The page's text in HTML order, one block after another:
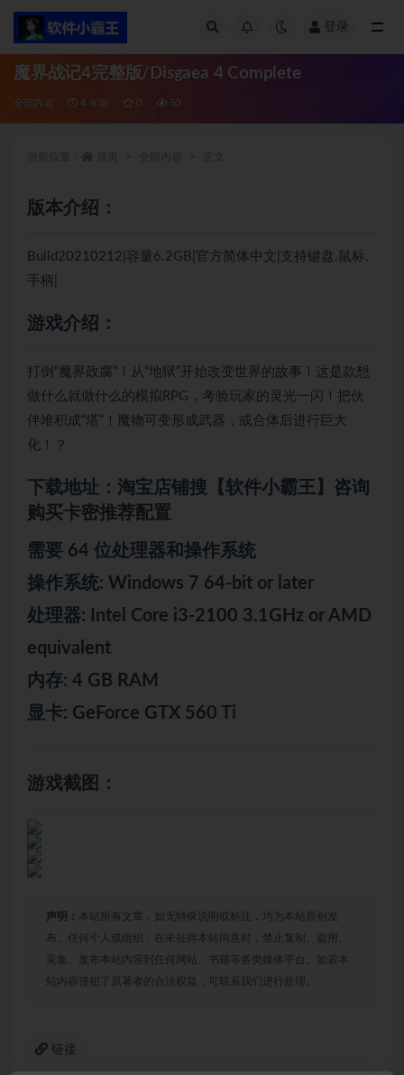
登录
魔界战记4完整版/Disgaea 4 Complete
全部内容 4 年前 0 50
版本介绍：
Build20210212|容量6.2GB|官方简体中文|支持键盘.鼠标.
手柄|
游戏介绍：
打倒“魔界政腐”！从“地狱”开始改变世界的故事！这是款想
做什么就做什么的模拟RPG，考验玩家的灵光一闪！把伙
伴堆积成“塔”！魔物可变形成武器，或合体后进行巨大
化！？
下载地址：淘宝店铺搜【软件小霸王】咨询
购买卡密推荐配置
需要 64 位处理器和操作系统
操作系统: Windows 7 64-bit or later
处理器: Intel Core i3-2100 3.1GHz or AMD
equivalent
内存: 4 GB RAM
显卡: GeForce GTX 560 Ti
游戏截图：
声明： 本站所有文章，如无特殊说明或标注，均为本站原创发
布。任何个人或组织，在未征得本站同意时，禁止复制、盗用、
采集、发布本站内容到任何网站、书籍等各类媒体平台。如若本
站内容侵犯了原著者的合法权益，可联系我们进行处理。
链接